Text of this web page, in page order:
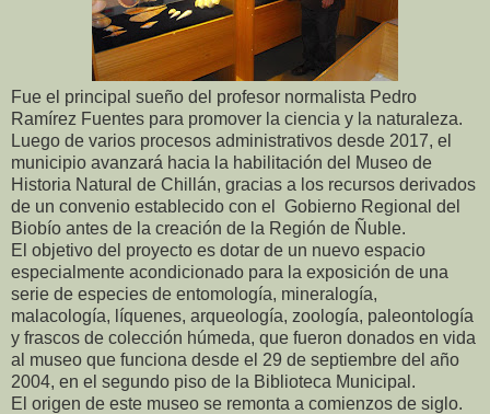
Fue el principal sueño del profesor normalista Pedro
Ramírez Fuentes para promover la ciencia y la naturaleza.
Luego de varios procesos administrativos desde 2017, el
municipio avanzará hacia la habilitación del Museo de
Historia Natural de Chillán, gracias a los recursos derivados
de un convenio establecido con el Gobierno Regional del
Biobío antes de la creación de la Región de Ñuble.
El objetivo del proyecto es dotar de un nuevo espacio
especialmente acondicionado para la exposición de una
serie de especies de entomología, mineralogía,
malacología, líquenes, arqueología, zoología, paleontología
y frascos de colección húmeda, que fueron donados en vida
al museo que funciona desde el 29 de septiembre del año
2004, en el segundo piso de la Biblioteca Municipal.
El origen de este museo se remonta a comienzos de siglo.